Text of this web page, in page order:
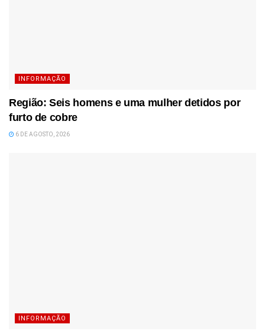
INFORMAÇÃO
Região: Seis homens e uma mulher detidos por
furto de cobre
6 DE AGOSTO, 2026
INFORMAÇÃO